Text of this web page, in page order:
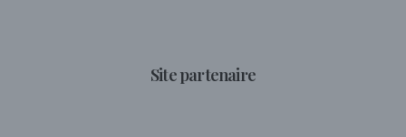
Site partenaire